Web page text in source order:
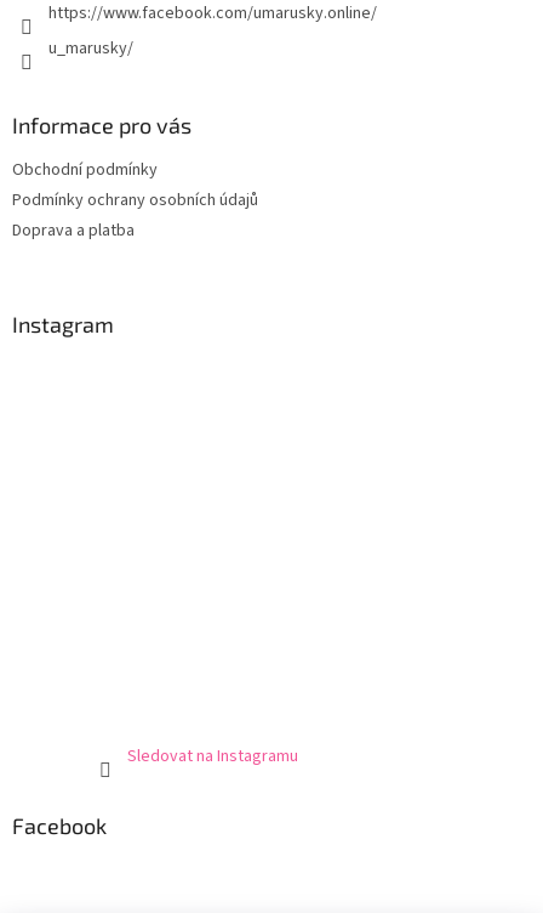
https://www.facebook.com/umarusky.online/
u_marusky/
Informace pro vás
Obchodní podmínky
Podmínky ochrany osobních údajů
Doprava a platba
Instagram
Sledovat na Instagramu
Facebook